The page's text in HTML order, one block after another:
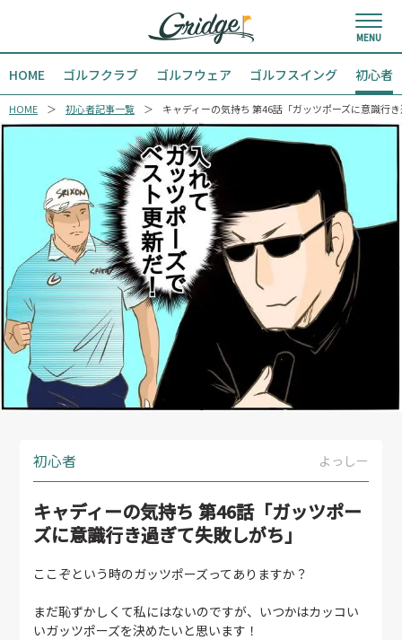
HOME ゴルフクラブ ゴルフウェア ゴルフスイング 初心者
HOME 初心者記事一覧 キャディーの気持ち 第46話「ガッツポーズに意識行
初心者 よっしー
キャディーの気持ち 第46話「ガッツポー
ズに意識行き過ぎて失敗しがち」
ここぞという時のガッツポーズってありますか？
まだ恥ずかしくて私にはないのですが、いつかはカッコい
いガッツポーズを決めたいと思います！